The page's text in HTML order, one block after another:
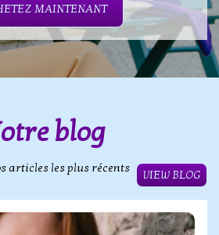
MAINTENANT
blog
articles les plus récents
VIEW BLOG